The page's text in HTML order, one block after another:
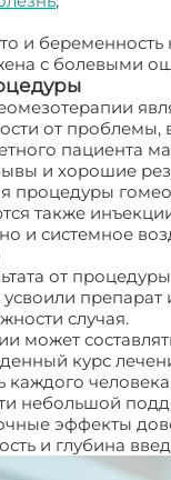
и
с болевыми
от
пациента
и хорошие
процедуры
также
и системное
от
случая.
может
курс
небольшой
эффекты
и глубина